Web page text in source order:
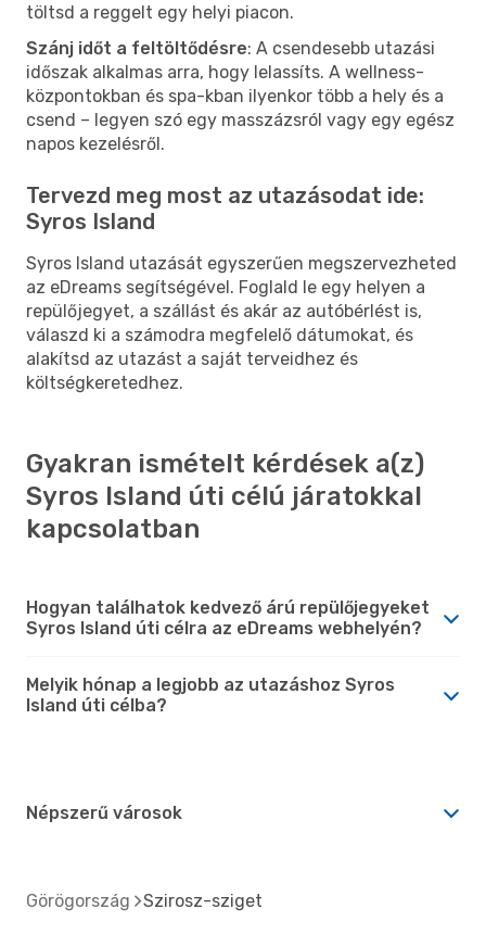
töltsd a reggelt egy helyi piacon.
Szánj időt a feltöltődésre: A csendesebb utazási
időszak alkalmas arra, hogy lelassíts. A wellness-
központokban és spa-kban ilyenkor több a hely és a
csend – legyen szó egy masszázsról vagy egy egész
napos kezelésről.
Tervezd meg most az utazásodat ide:
Syros Island
Syros Island utazását egyszerűen megszervezheted
az eDreams segítségével. Foglald le egy helyen a
repülőjegyet, a szállást és akár az autóbérlést is,
válaszd ki a számodra megfelelő dátumokat, és
alakítsd az utazást a saját terveidhez és
költségkeretedhez.
Gyakran ismételt kérdések a(z)
Syros Island úti célú járatokkal
kapcsolatban
Hogyan találhatok kedvező árú repülőjegyeket
Syros Island úti célra az eDreams webhelyén?
Melyik hónap a legjobb az utazáshoz Syros
Island úti célba?
Népszerű városok
Görögország Szirosz-sziget